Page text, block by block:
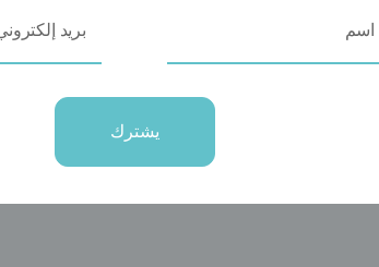
اتصل بنا
يشترك